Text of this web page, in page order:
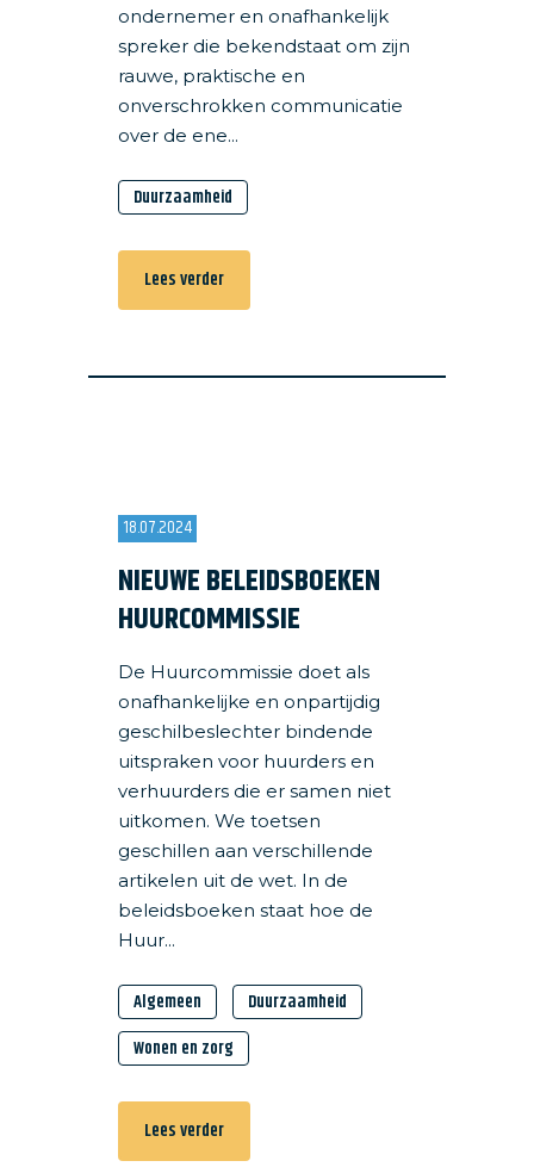
ondernemer en onafhankelijk
spreker die bekendstaat om zijn
rauwe, praktische en
onverschrokken communicatie
over de ene...
Duurzaamheid
Lees verder
18.07.2024
NIEUWE BELEIDSBOEKEN
HUURCOMMISSIE
De Huurcommissie doet als
onafhankelijke en onpartijdig
geschilbeslechter bindende
uitspraken voor huurders en
verhuurders die er samen niet
uitkomen. We toetsen
geschillen aan verschillende
artikelen uit de wet. In de
beleidsboeken staat hoe de
Huur...
Algemeen
Duurzaamheid
Wonen en zorg
Lees verder